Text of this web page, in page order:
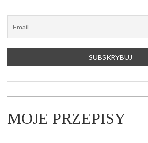
MOJE PRZEPISY